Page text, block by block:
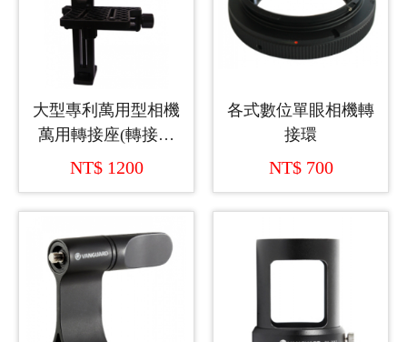
大型專利萬用型相機
萬用轉接座(轉接口
徑43mm~65mm)
NT$ 1200
各式數位單眼相機轉
接環
NT$ 700